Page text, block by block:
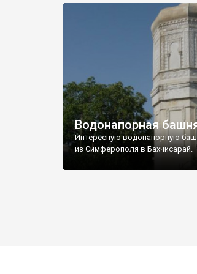
Водонапорная
Интересную водонапорную
из Симферополя в Бахчисарай.